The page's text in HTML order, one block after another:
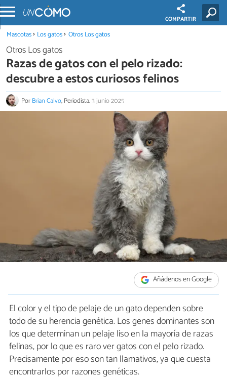
COMPARTIR
Mascotas Los gatos Otros Los gatos
Otros Los gatos
Razas de gatos con el pelo rizado:
descubre a estos curiosos felinos
PorBrian Calvo, Periodista.3 junio 2025
Añádenos en Google
El color y el tipo de pelaje de un gato dependen sobre
todo de su herencia genética. Los genes dominantes son
los que determinan un pelaje liso en la mayoría de razas
felinas, por lo que es raro ver gatos con el pelo rizado.
Precisamente por eso son tan llamativos, ya que cuesta
encontrarlos por razones genéticas.